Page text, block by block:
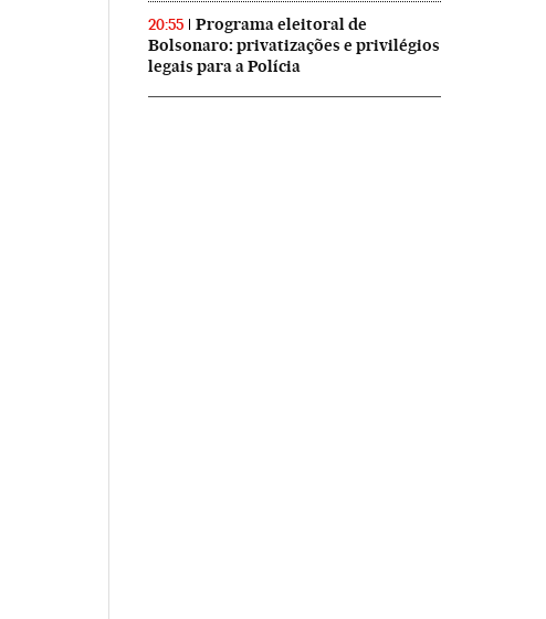
20:55
Programa eleitoral de
Bolsonaro: privatizações e privilégios
legais para a Polícia